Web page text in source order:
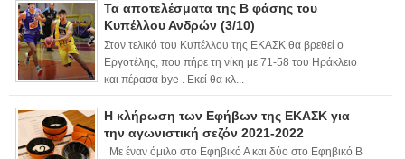
Τα αποτελέσματα της Β φάσης του
Κυπέλλου Ανδρών (3/10)
Στον τελικό του Κυπέλλου της ΕΚΑΣΚ θα βρεθεί ο
Εργοτέλης, που πήρε τη νίκη με 71-58 του Ηράκλειο
και πέρασα bye . Εκεί θα κλ...
Η κλήρωση των Εφήβων της ΕΚΑΣΚ για
την αγωνιστική σεζόν 2021-2022
Με έναν όμιλο στο Εφηβικό Α και δύο στο Εφηβικό Β